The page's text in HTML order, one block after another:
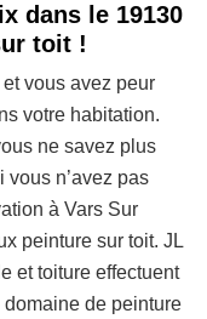
dans le 19130
toit !
vous avez peur
votre habitation.
ne savez plus
vous n’avez pas
à Vars Sur
peinture sur toit. JL
et toiture effectuent
de peinture